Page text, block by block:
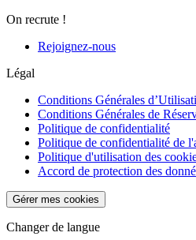
On recrute !
Rejoignez-nous
Légal
Conditions Générales
Conditions Générales de
Politique de confidentialité
Politique de confidentialité de
Politique d'utilisation des
Accord de protection des
Gérer mes cookies
Changer de langue